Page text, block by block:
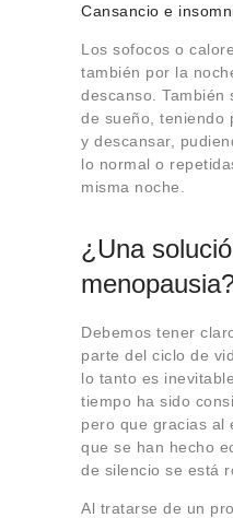
Cansancio e
Los sofocos o
también por la
descanso. También
de sueño, teniendo
y descansar,
lo normal o
misma noche.
¿Una
Debemos tener
parte del ciclo de
lo tanto es
tiempo ha sido
pero que gracias al
que se han hecho
de silencio se está
Al tratarse de un